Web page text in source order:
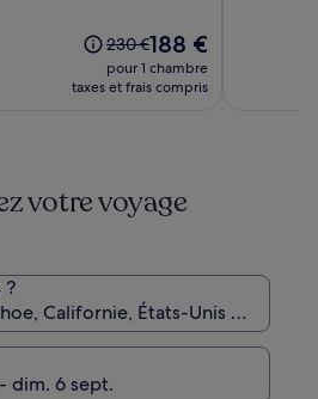
Le
prix
était
d’informations
sur
standard.
230 €Le
nouveau
prix
188 €
pour 1 chambre
taxes et frais compris
votre voyage
?
Californie, États-Unis
dim. 6 sept.